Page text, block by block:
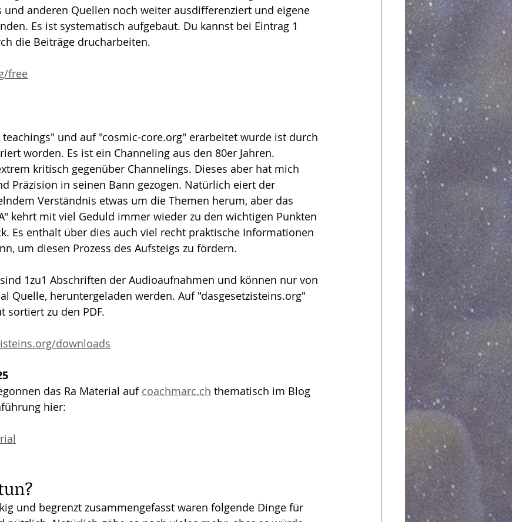
und anderen Quellen noch weiter ausdifferenziert und eigene
Es ist systematisch aufgebaut. Du kannst bei Eintrag 1
die Beiträge drucharbeiten.
free
und auf "cosmic-core.org" erarbeitet wurde ist durch
worden. Es ist ein Channeling aus den 80er Jahren.
kritisch gegenüber Channelings. Dieses aber hat mich
Präzision in seinen Bann gezogen. Natürlich eiert der
Verständnis etwas um die Themen herum, aber das
kehrt mit viel Geduld immer wieder zu den wichtigen Punkten
Es enthält über dies auch viel recht praktische Informationen
um diesen Prozess des Aufsteigs zu fördern.
1zu1 Abschriften der Audioaufnahmen und können nur von
Quelle, heruntergeladen werden. Auf "dasgesetzisteins.org"
sortiert zu den PDF.
downloads
das Ra Material auf coachmarc.ch thematisch im Blog
hier:
und begrenzt zusammengefasst waren folgende Dinge für